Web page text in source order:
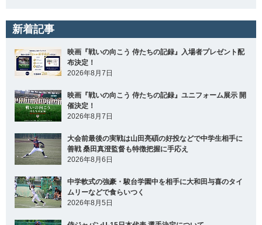
新着記事
映画『戦いの向こう 侍たちの記録』入場者プレゼント配
布決定！
2026年8月7日
映画『戦いの向こう 侍たちの記録』ユニフォーム展示 開
催決定！
2026年8月7日
大会前最後の実戦は山田亮碩の好投などで中学生相手に
善戦 桑田真澄監督も特徴把握に手応え
2026年8月6日
中学軟式の強豪・駿台学園中を相手に大和田与喜のタイ
ムリーなどで食らいつく
2026年8月5日